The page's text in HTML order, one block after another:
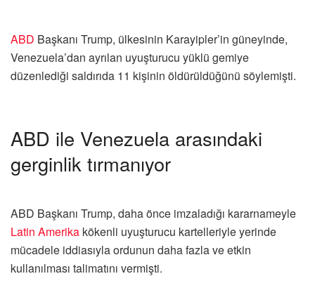
ABD Başkanı Trump, ülkesinin Karayipler’in güneyinde,
Venezuela’dan ayrılan uyuşturucu yüklü gemiye
düzenlediği saldırıda 11 kişinin öldürüldüğünü söylemişti.
ABD ile Venezuela arasındaki
gerginlik tırmanıyor
ABD Başkanı Trump, daha önce imzaladığı kararnameyle
Latin Amerika kökenli uyuşturucu kartelleriyle yerinde
mücadele iddiasıyla ordunun daha fazla ve etkin
kullanılması talimatını vermişti.